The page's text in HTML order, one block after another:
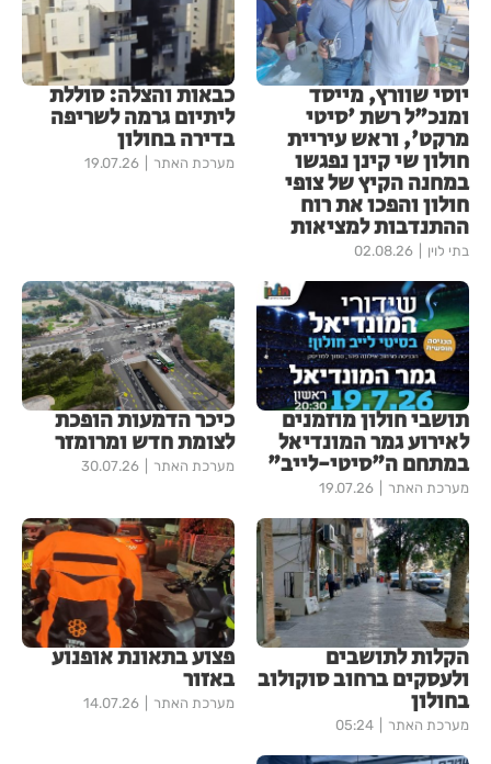
יוסי שוורץ, מייסד
ומנכ"ל רשת 'סיטי
מרקט', וראש עיריית
חולון שי קינן נפגשו
במחנה הקיץ של צופי
חולון והפכו את רוח
ההתנדבות למציאות
בתי לוין 02.08.26
כבאות והצלה: סוללת
ליתיום גרמה לשריפה
בדירה בחולון
מערכת האתר 19.07.26
תושבי חולון מוזמנים
לאירוע גמר המונדיאל
במתחם ה"סיטי-לייב"
מערכת האתר 19.07.26
כיכר הדמעות הופכת
לצומת חדש ומרומזר
מערכת האתר 30.07.26
הקלות לתושבים
ולעסקים ברחוב סוקולוב
בחולון
מערכת האתר 05:24
פצוע בתאונת אופנוע
באזור
מערכת האתר 14.07.26